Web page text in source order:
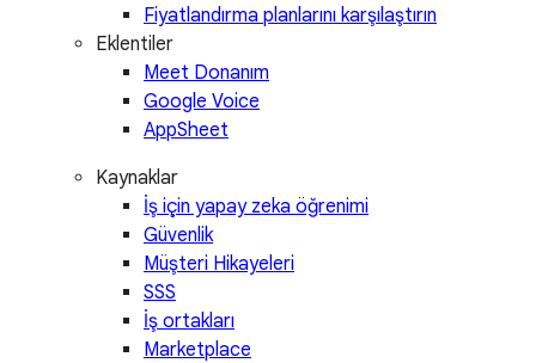
Fiyatlandırma planlarını karşılaştırın
Eklentiler
Meet Donanım
Google Voice
AppSheet
Kaynaklar
İş için yapay zeka öğrenimi
Güvenlik
Müşteri Hikayeleri
SSS
İş ortakları
Marketplace